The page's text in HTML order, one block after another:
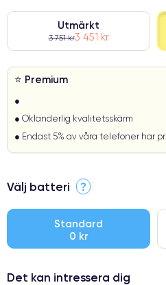
Utmärkt
3 751 kr3 451 kr
⭐ Premium
●
● Oklanderlig kvalitetsskärm
● Endast 5% av våra telefoner har
Välj batteri ?
Standard
0 kr
Det kan intressera dig